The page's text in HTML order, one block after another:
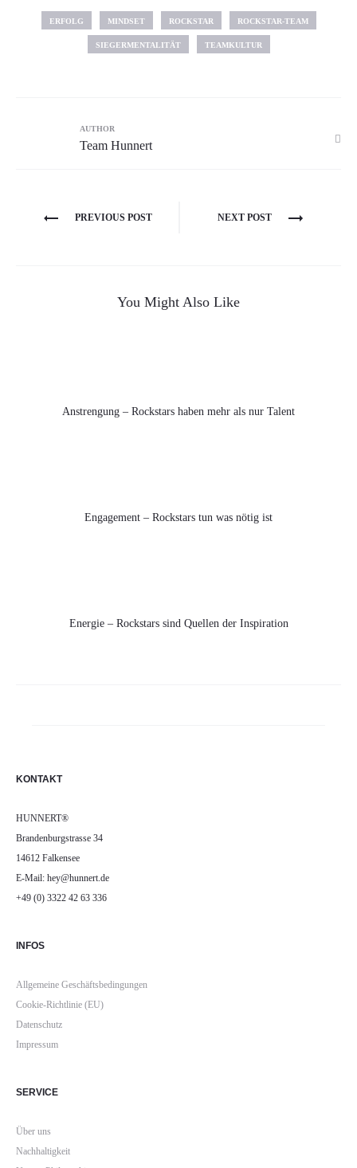
ERFOLG MINDSET ROCKSTAR ROCKSTAR-TEAM
SIEGERMENTALITÄT TEAMKULTUR
AUTHOR
Team Hunnert
Beitragsnavigation
PREVIOUS POST NEXT POST
You Might Also Like
Anstrengung – Rockstars haben mehr als nur Talent
Engagement – Rockstars tun was nötig ist
Energie – Rockstars sind Quellen der Inspiration
KONTAKT
HUNNERT®
Brandenburgstrasse 34
14612 Falkensee
E-Mail: hey@hunnert.de
+49 (0) 3322 42 63 336
INFOS
Allgemeine Geschäftsbedingungen
Cookie-Richtlinie (EU)
Datenschutz
Impressum
SERVICE
Über uns
Nachhaltigkeit